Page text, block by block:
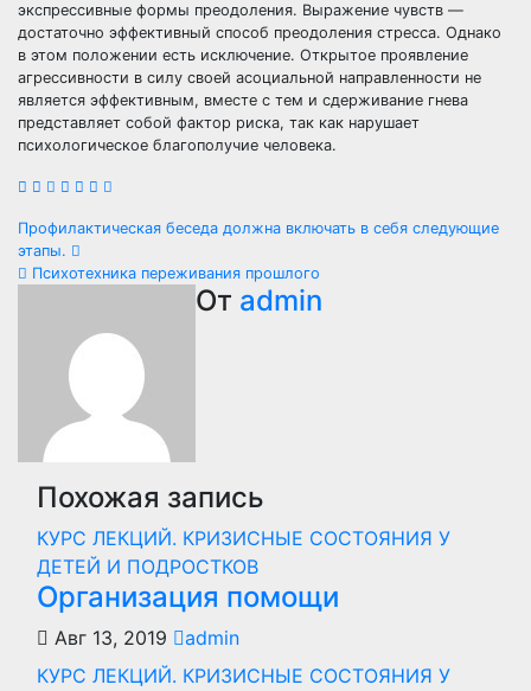
экспрессивные формы преодоления. Выражение чувств —
достаточно эффективный способ преодоления стресса. Однако
в этом положении есть исключение. Открытое проявление
агрессивности в силу своей асоциальной направленности не
является эффективным, вместе с тем и сдерживание гнева
представляет собой фактор риска, так как нарушает
психологическое благополучие человека.
Навигация
по
записям
Профилактическая беседа должна включать в себя следующие
этапы.
Психотехника переживания прошлого
От admin
Похожая запись
КУРС ЛЕКЦИЙ. КРИЗИСНЫЕ СОСТОЯНИЯ У
ДЕТЕЙ И ПОДРОСТКОВ
Организация помощи
Авг 13, 2019
admin
КУРС ЛЕКЦИЙ. КРИЗИСНЫЕ СОСТОЯНИЯ У